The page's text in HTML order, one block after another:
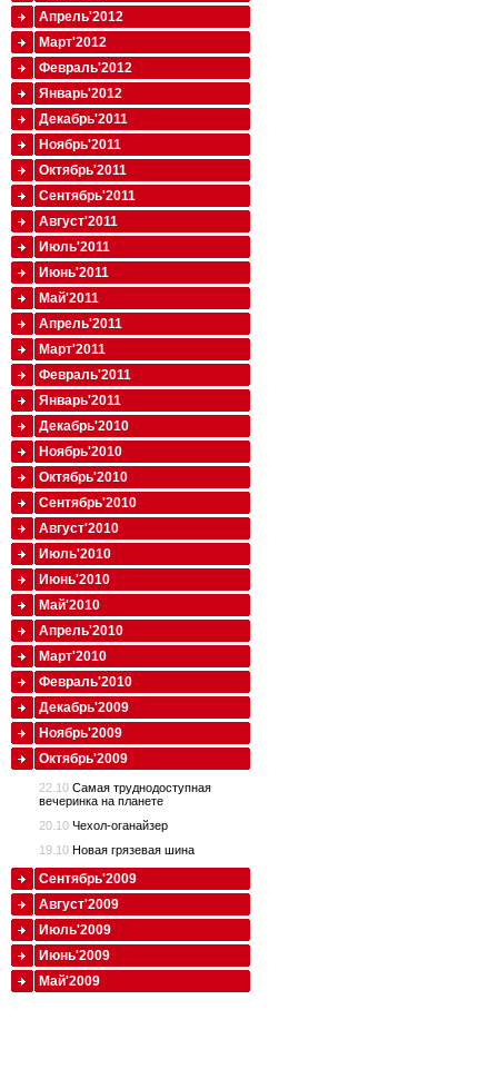
Апрель'2012
Март'2012
Февраль'2012
Январь'2012
Декабрь'2011
Ноябрь'2011
Октябрь'2011
Сентябрь'2011
Август'2011
Июль'2011
Июнь'2011
Май'2011
Апрель'2011
Март'2011
Февраль'2011
Январь'2011
Декабрь'2010
Ноябрь'2010
Октябрь'2010
Сентябрь'2010
Август'2010
Июль'2010
Июнь'2010
Май'2010
Апрель'2010
Март'2010
Февраль'2010
Декабрь'2009
Ноябрь'2009
Октябрь'2009
22.10 Самая труднодоступная
вечеринка на планете
20.10 Чехол-оганайзер
19.10 Новая грязевая шина
Сентябрь'2009
Август'2009
Июль'2009
Июнь'2009
Май'2009